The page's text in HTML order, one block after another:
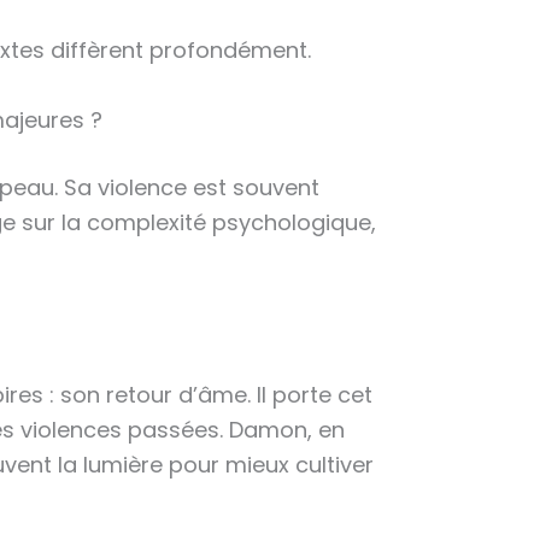
diffèrent profondément.
?
Sa violence est souvent
sur la complexité psychologique,
: son retour d’âme. Il porte cet
passées. Damon, en
la lumière pour mieux cultiver